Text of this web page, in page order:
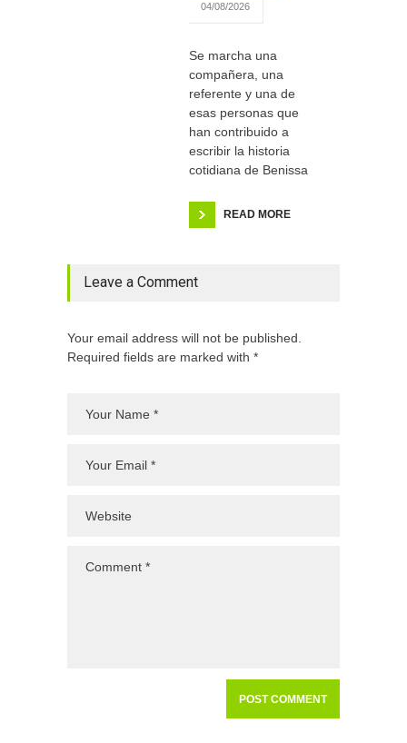
04/08/2026
Se marcha una
compañera, una
referente y una de
esas personas que
han contribuido a
escribir la historia
cotidiana de Benissa
READ MORE
Leave a Comment
Your email address will not be published.
Required fields are marked with *